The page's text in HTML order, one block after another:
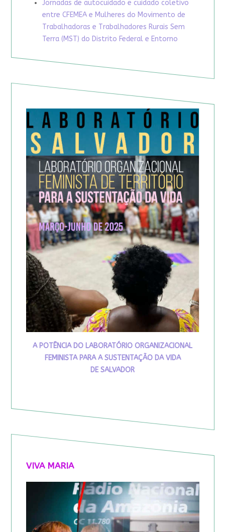
Jornadas de autocuidado e cuidado coletivo
entre CFEMEA e Mulheres do Movimento de
Trabalhadoras e Trabalhadores Rurais Sem
Terra (MST) do Distrito Federal e Entorno
A POTÊNCIA DO LABORATÓRIO ORGANIZACIONAL
FEMINISTA PARA A SUSTENTAÇÃO DA VIDA
DE SALVADOR
VIVA MARIA